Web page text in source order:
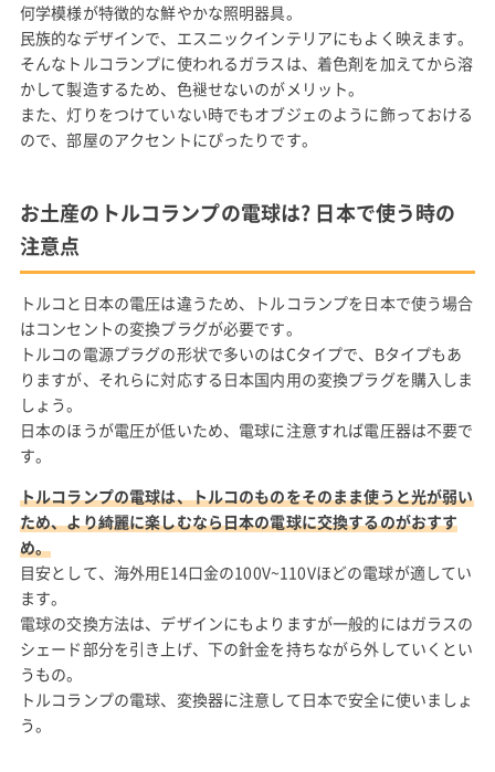
何学模様が特徴的な鮮やかな照明器具。
民族的なデザインで、エスニックインテリアにもよく映えます。
そんなトルコランプに使われるガラスは、着色剤を加えてから溶
かして製造するため、色褪せないのがメリット。
また、灯りをつけていない時でもオブジェのように飾っておける
ので、部屋のアクセントにぴったりです。
お土産のトルコランプの電球は? 日本で使う時の
注意点
トルコと日本の電圧は違うため、トルコランプを日本で使う場合
はコンセントの変換プラグが必要です。
トルコの電源プラグの形状で多いのはCタイプで、Bタイプもあ
りますが、それらに対応する日本国内用の変換プラグを購入しま
しょう。
日本のほうが電圧が低いため、電球に注意すれば電圧器は不要で
す。
トルコランプの電球は、トルコのものをそのまま使うと光が弱い
ため、より綺麗に楽しむなら日本の電球に交換するのがおすす
め。
目安として、海外用E14口金の100V~110Vほどの電球が適してい
ます。
電球の交換方法は、デザインにもよりますが一般的にはガラスの
シェード部分を引き上げ、下の針金を持ちながら外していくとい
うもの。
トルコランプの電球、変換器に注意して日本で安全に使いましょ
う。